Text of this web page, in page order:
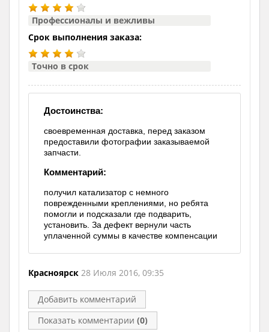
Профессионалы и вежливы
Срок выполнения заказа:
Точно в срок
Достоинства:
своевременная доставка, перед заказом
предоставили фотографии заказываемой
запчасти.
Комментарий:
получил катализатор с немного
поврежденными креплениями, но ребята
помогли и подсказали где подварить,
установить. За дефект вернули часть
уплаченной суммы в качестве компенсации
Красноярск 28 Июля 2016, 09:35
Добавить комментарий
Показать комментарии (0)